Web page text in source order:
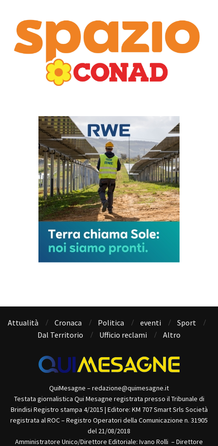
Attualità Cronaca Politica eventi
Sport
Dal Territorio
Ufficio reclami Altro
QuiMesagne – redazione@quimesagne.it
Testata giornalistica Qui Mesagne registrata presso il Tribunale di
Brindisi Registro stampa 4/2015 | Editore: KM 707 Smart Srls Società
registrata al ROC – Registro Operatori della Comunicazione n. 31905
del 21/08/2018
Amministratore Unico/Direttore Editoriale: Ivano Rolli – Direttore